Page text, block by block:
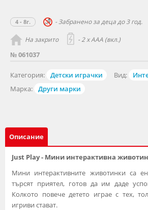
№ 061037
Категория: Детски играчки Вид:
Марка:
Други марки
4 - 8г. - Забранено за деца до 3 год.
На закрито - 2 x AAA (вкл.)
Описание
Just Play - Мини интерактивна
Мини интерактивните животинки са
търсят приятел, готов да им даде
Колкото повече детето играе с тех,
игриви стават.